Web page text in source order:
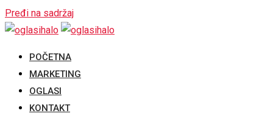
Pređi na sadržaj
POČETNA
MARKETING
OGLASI
KONTAKT